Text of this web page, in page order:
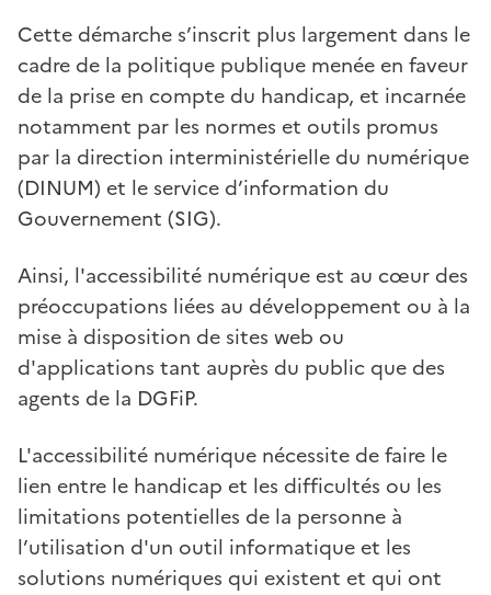
Cette démarche s’inscrit plus largement dans le
cadre de la politique publique menée en faveur
de la prise en compte du handicap, et incarnée
notamment par les normes et outils promus
par la direction interministérielle du numérique
(DINUM) et le service d’information du
Gouvernement (SIG).
Ainsi, l'accessibilité numérique est au cœur des
préoccupations liées au développement ou à la
mise à disposition de sites web ou
d'applications tant auprès du public que des
agents de la DGFiP.
L'accessibilité numérique nécessite de faire le
lien entre le handicap et les difficultés ou les
limitations potentielles de la personne à
l’utilisation d'un outil informatique et les
solutions numériques qui existent et qui ont